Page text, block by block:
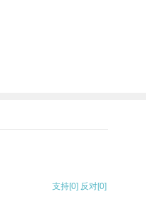
支持[0] 反对[0]